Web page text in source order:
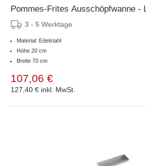
Pommes-Frites Ausschöpfwanne -
3 - 5 Werktage
Material: Edelstahl
Höhe 20 cm
Breite 70 cm
107,06 €
127,40 € inkl. MwSt.